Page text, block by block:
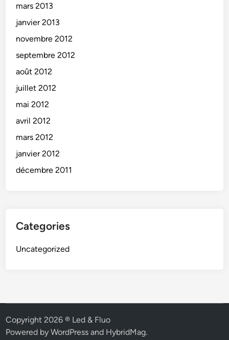
mars 2013
janvier 2013
novembre 2012
septembre 2012
août 2012
juillet 2012
mai 2012
avril 2012
mars 2012
janvier 2012
décembre 2011
Categories
Uncategorized
Copyright 2026 ® Led & Fluo
Powered byWordPress and HybridMag.